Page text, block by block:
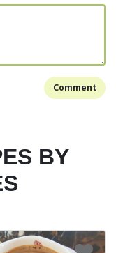
Comment
BY